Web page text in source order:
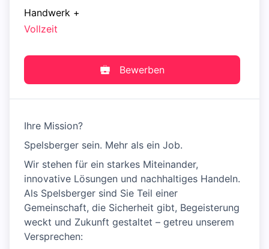
Handwerk +
Vollzeit
Bewerben
Ihre Mission?
Spelsberger sein. Mehr als ein Job.
Wir stehen für ein starkes Miteinander,
innovative Lösungen und nachhaltiges Handeln.
Als Spelsberger sind Sie Teil einer
Gemeinschaft, die Sicherheit gibt, Begeisterung
weckt und Zukunft gestaltet – getreu unserem
Versprechen: